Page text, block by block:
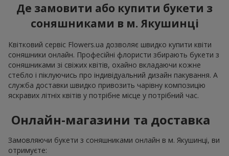
Де замовити або купити букети з
соняшниками в м. Якушинці
Квітковий сервіс Flowers.ua дозволяє швидко купити квіти
соняшники онлайн. Професійні флористи збирають букети з
соняшниками зі свіжих квітів, охайно вкладаючи кожне
стебло і піклуючись про індивідуальний дизайн пакування. А
служба доставки швидко привозить чарівну композицію
яскравих літніх квітів у потрібне місце у потрібний час.
Онлайн-магазини та доставка
Замовляючи букети з соняшниками онлайн в м. Якушинці, ви
отримуєте: